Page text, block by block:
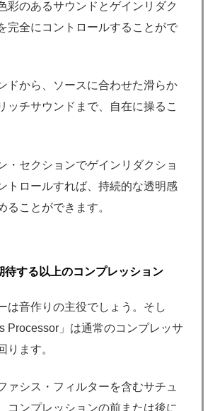
彩のあるサウンドとゲインリダク
完全にコントロールすることがで
ドから、ソースに合わせた滑らか
ッチサウンドまで、自在に操るこ
・セクションでゲインリダクショ
トロールすれば、持続的な透明感
ることができます。
待する以上のコンプレッション
は音作りの主役でしょう。そし
Processor」は通常のコンプレッサ
ります。
ァシス・フィルターを含むサチュ
コンプレッションの前または後に